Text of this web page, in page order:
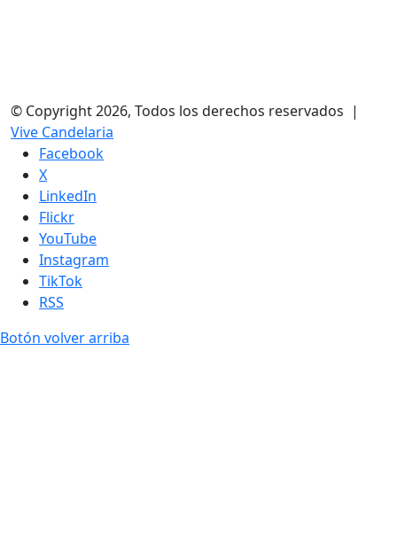
© Copyright 2026, Todos los derechos reservados |
Vive Candelaria
Facebook
X
LinkedIn
Flickr
YouTube
Instagram
TikTok
RSS
Botón volver arriba